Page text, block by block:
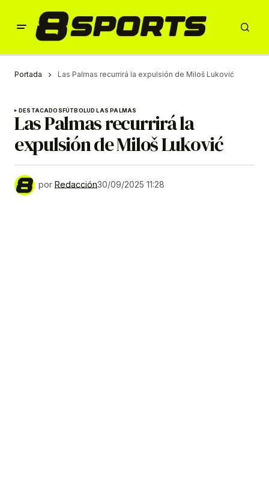
Portada Las Palmas recurrirá la expulsión de Miloš Luković
DESTACADOSFÚTBOLUD LAS PALMAS
Las Palmas recurrirá la
expulsión de Miloš Luković
por Redacción30/09/2025 11:28